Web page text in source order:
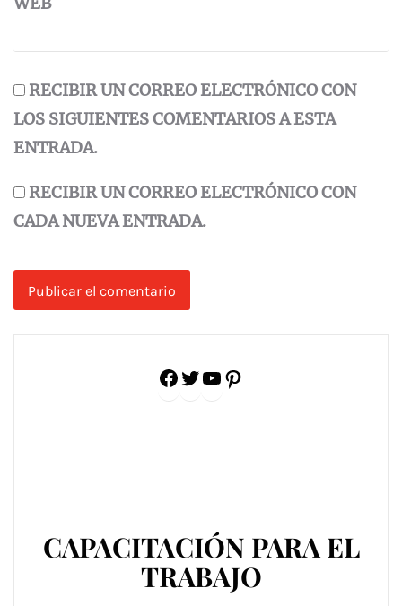
RECIBIR UN CORREO ELECTRÓNICO CON
LOS SIGUIENTES COMENTARIOS A ESTA
ENTRADA.
RECIBIR UN CORREO ELECTRÓNICO CON
CADA NUEVA ENTRADA.
Facebook
Twitter
YouTube
Pinterest
CAPACITACIÓN PARA EL
TRABAJO